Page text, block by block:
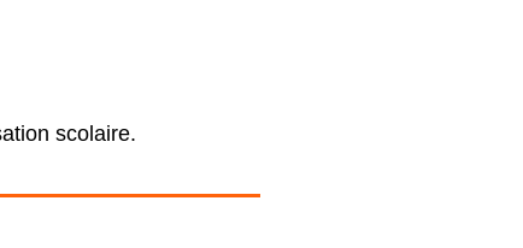
scolaire.